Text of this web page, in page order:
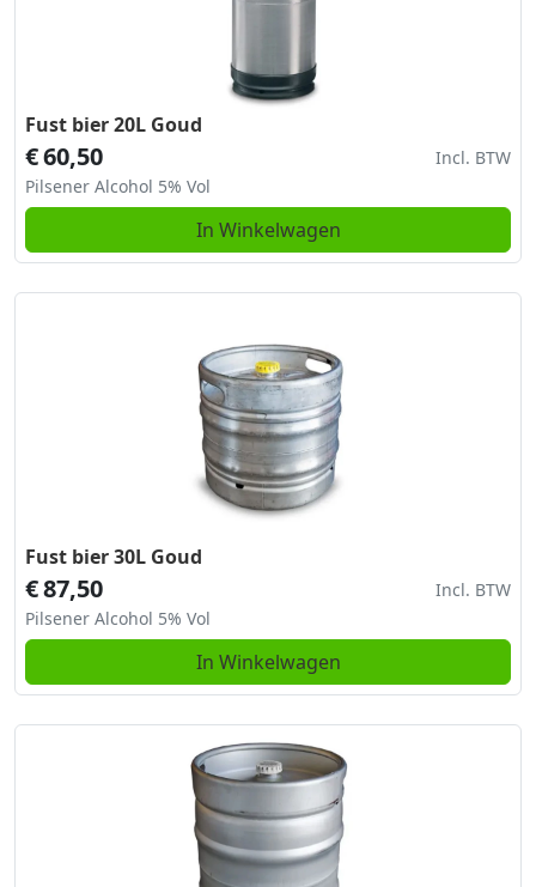
Fust bier 20L Goud
€60,50
Incl. BTW
Pilsener Alcohol 5% Vol
In Winkelwagen
Fust bier 30L Goud
€87,50
Incl. BTW
Pilsener Alcohol 5% Vol
In Winkelwagen